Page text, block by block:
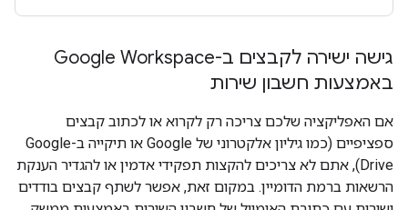
גישה ישירה לקבצים ב-Google Workspace
באמצעות חשבון שירות
אם האפליקציה שלכם צריכה רק לקרוא או לכתוב קבצים
ספציפיים (כמו גיליון אלקטרוני של Google או תיקייה ב-Google
Drive), אתם לא צריכים להקצות תפקידי אדמין או להגדיר הענקת
הרשאות ברמת הדומיין. במקום זאת, אפשר לשתף קבצים בודדים